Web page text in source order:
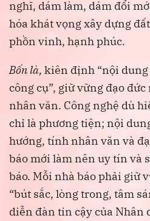
nghĩ, dám làm, dám đổi
hóa khát vọng xây dựng
phồn vinh, hạnh phúc.
Bốn là, kiên định “nội dung
công cụ”, giữ vững đạo
nhân văn. Công nghệ dù
chỉ là phương tiện; nội
hướng, tính nhân văn và
báo mới làm nên uy tín và
báo. Mỗi nhà báo phải giữ
“bút sắc, lòng trong, tâm
diễn đàn tin cậy của Nhân